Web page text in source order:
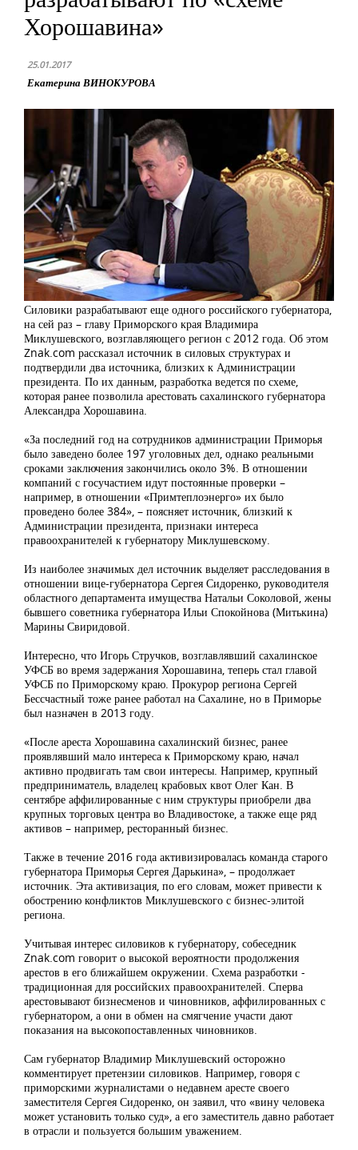
Хорошавина»
25.01.2017
Екатерина ВИНОКУРОВА
Силовики разрабатывают еще одного российского губернатора,
на сей раз – главу Приморского края Владимира
Миклушевского, возглавляющего регион с 2012 года. Об этом
Znak.com рассказал источник в силовых структурах и
подтвердили два источника, близких к Администрации
президента. По их данным, разработка ведется по схеме,
которая ранее позволила арестовать сахалинского губернатора
Александра Хорошавина.
«За последний год на сотрудников администрации Приморья
было заведено более 197 уголовных дел, однако реальными
сроками заключения закончились около 3%. В отношении
компаний с госучастием идут постоянные проверки –
например, в отношении «Примтеплоэнерго» их было
проведено более 384», – поясняет источник, близкий к
Администрации президента, признаки интереса
правоохранителей к губернатору Миклушевскому.
Из наиболее значимых дел источник выделяет расследования в
отношении вице-губернатора Сергея Сидоренко, руководителя
областного департамента имущества Натальи Соколовой, жены
бывшего советника губернатора Ильи Спокойнова (Митькина)
Марины Свиридовой.
Интересно, что Игорь Стручков, возглавлявший сахалинское
УФСБ во время задержания Хорошавина, теперь стал главой
УФСБ по Приморскому краю. Прокурор региона Сергей
Бессчастный тоже ранее работал на Сахалине, но в Приморье
был назначен в 2013 году.
«После ареста Хорошавина сахалинский бизнес, ранее
проявлявший мало интереса к Приморскому краю, начал
активно продвигать там свои интересы. Например, крупный
предприниматель, владелец крабовых квот Олег Кан. В
сентябре аффилированные с ним структуры приобрели два
крупных торговых центра во Владивостоке, а также еще ряд
активов – например, ресторанный бизнес.
Также в течение 2016 года активизировалась команда старого
губернатора Приморья Сергея Дарькина», – продолжает
источник. Эта активизация, по его словам, может привести к
обострению конфликтов Миклушевского с бизнес-элитой
региона.
Учитывая интерес силовиков к губернатору, собеседник
Znak.com говорит о высокой вероятности продолжения
арестов в его ближайшем окружении. Схема разработки -
традиционная для российских правоохранителей. Сперва
арестовывают бизнесменов и чиновников, аффилированных с
губернатором, а они в обмен на смягчение участи дают
показания на высокопоставленных чиновников.
Сам губернатор Владимир Миклушевский осторожно
комментирует претензии силовиков. Например, говоря с
приморскими журналистами о недавнем аресте своего
заместителя Сергея Сидоренко, он заявил, что «вину человека
может установить только суд», а его заместитель давно работает
в отрасли и пользуется большим уважением.